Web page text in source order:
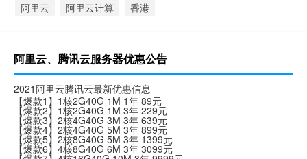
阿里云
阿里云计算 香港
阿里云、腾讯云服务器优惠公告
2021阿里云腾讯云最新优惠信息
【爆款1】1核2G40G 1M 1年 89元
【爆款2】1核2G40G 1M 3年 229元
【爆款3】2核4G40G 3M 3年 639元
【爆款4】2核4G40G 5M 3年 899元
【爆款5】2核8G40G 5M 3年 1399元
【爆款6】4核8G40G 6M 3年 3099元